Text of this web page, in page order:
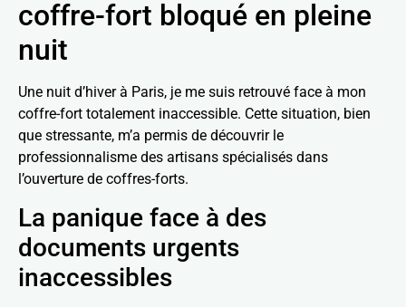
coffre-fort bloqué en pleine
nuit
Une nuit d’hiver à Paris, je me suis retrouvé face à mon
coffre-fort totalement inaccessible. Cette situation, bien
que stressante, m’a permis de découvrir le
professionnalisme des artisans spécialisés dans
l’ouverture de coffres-forts.
La panique face à des
documents urgents
inaccessibles